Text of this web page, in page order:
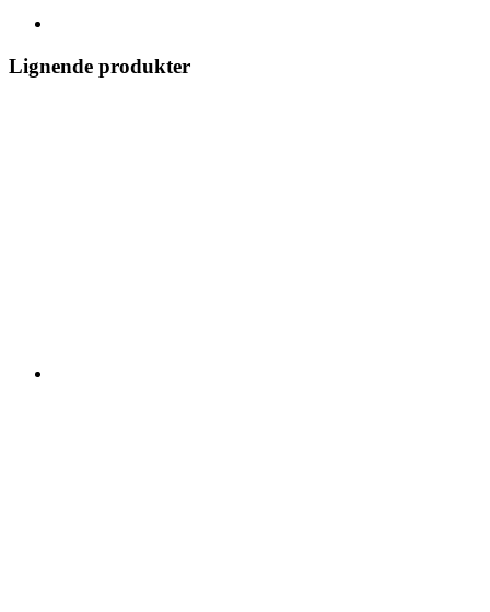
Lignende produkter